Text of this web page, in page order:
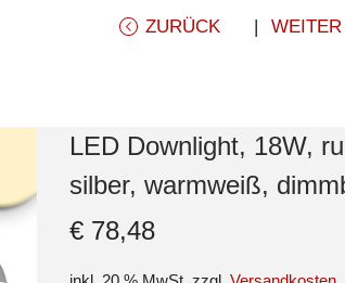
ZURÜCK WEITER
LED Downlight, 18W,
silber, warmweiß,
€78,48